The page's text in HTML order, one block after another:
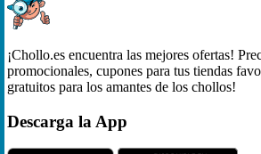
¡Chollo.es encuentra las mejores ofertas!
promocionales, cupones para tus tiendas
gratuitos para los amantes de los chollos!
Descarga la App